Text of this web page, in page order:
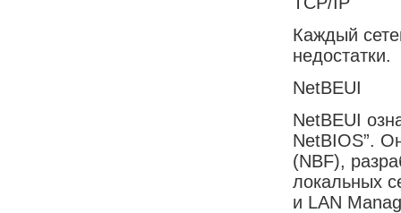
Каждый
недостатки.
NetBEUI
NetBEUI
NetBIOS”.
(NBF),
локальных
и LAN